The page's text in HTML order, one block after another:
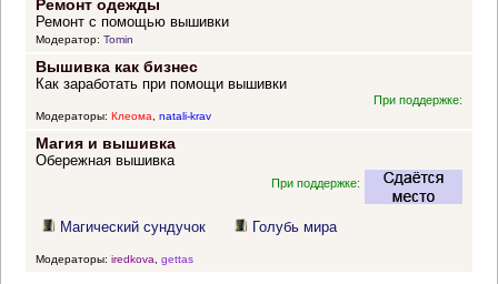
Ремонт одежды
Ремонт с помощью вышивки
Модератор: Tomin
Вышивка как бизнес
Как заработать при помощи вышивки
При поддержке:
Модераторы: Клеома, natali-krav
Магия и вышивка
Обережная вышивка
При поддержке:
Магический сундучок Голубь мира
Модераторы: iredkova gettas